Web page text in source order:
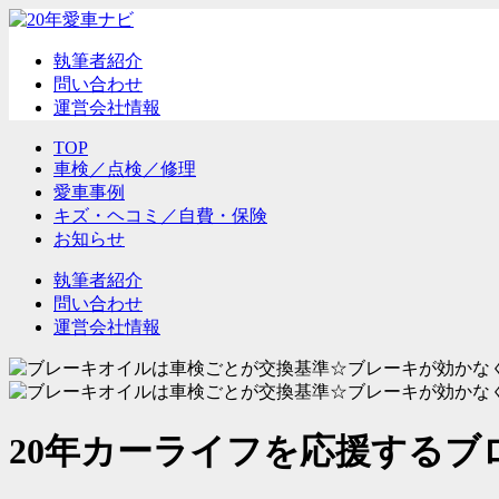
執筆者紹介
問い合わせ
運営会社情報
TOP
車検／点検／修理
愛車事例
キズ・ヘコミ／自費・保険
お知らせ
執筆者紹介
問い合わせ
運営会社情報
20年カーライフを応援するブ